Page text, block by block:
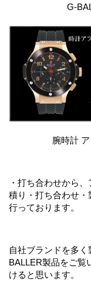
G-
腕時計
・打ち合わせから
積り・打ち合わせ
行っております。
自社ブランドを多
BALLER製品をご覧
けると思います。